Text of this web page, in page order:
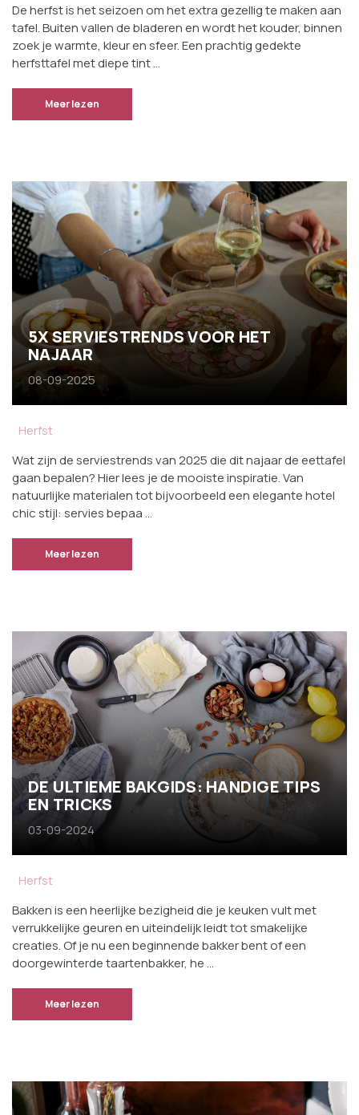
De herfst is het seizoen om het extra gezellig te maken aan
tafel. Buiten vallen de bladeren en wordt het kouder, binnen
zoek je warmte, kleur en sfeer. Een prachtig gedekte
herfsttafel met diepe tint …
Meer lezen
5X SERVIESTRENDS VOOR HET
NAJAAR
08-09-2025
Herfst
Wat zijn de serviestrends van 2025 die dit najaar de eettafel
gaan bepalen? Hier lees je de mooiste inspiratie. Van
natuurlijke materialen tot bijvoorbeeld een elegante hotel
chic stijl: servies bepaa …
Meer lezen
DE ULTIEME BAKGIDS: HANDIGE TIPS
EN TRICKS
03-09-2024
Herfst
Bakken is een heerlijke bezigheid die je keuken vult met
verrukkelijke geuren en uiteindelijk leidt tot smakelijke
creaties. Of je nu een beginnende bakker bent of een
doorgewinterde taartenbakker, he …
Meer lezen